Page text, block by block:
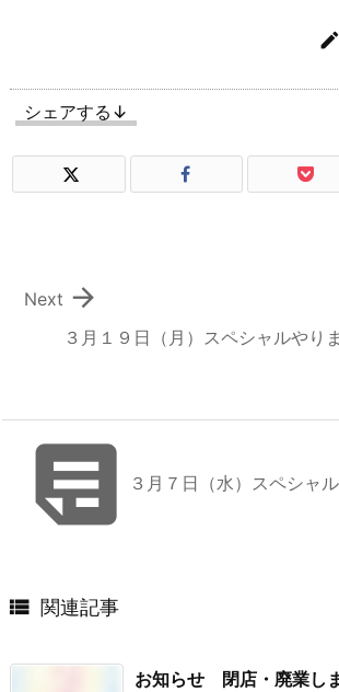

シェアする↓
３月１９日（月）スペシャルやり

Next
 ３月７日（水）スペシャ
 関連記事
お知らせ 閉店・廃業しま